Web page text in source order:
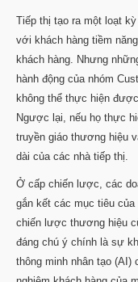
Tiếp thị tạo ra một loạt
với khách hàng tiềm
khách hàng. Nhưng
hành động của nhóm
không thể thực hiện
Ngược lại, nếu họ thực
truyền giáo thương hiệu
dài của các nhà tiếp thị.
Ở cấp chiến lược, các
gắn kết các mục tiêu
chiến lược thương hiệu
đáng chú ý chính là sự
thông minh nhân tạo (AI)